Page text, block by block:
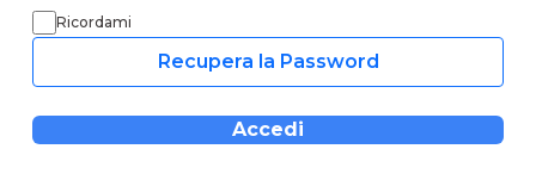
Ricordami
Recupera la Password
Accedi